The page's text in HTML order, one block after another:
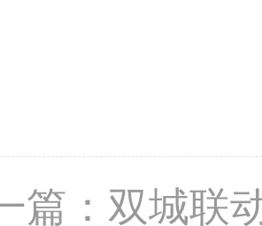
篇： 双城联